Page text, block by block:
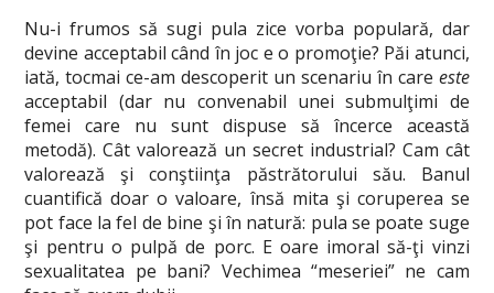
Nu-i frumos să sugi pula zice vorba populară, dar
devine acceptabil când în joc e o promoţie? Păi atunci,
iată, tocmai ce-am descoperit un scenariu în care este
acceptabil (dar nu convenabil unei submulţimi de
femei care nu sunt dispuse să încerce această
metodă). Cât valorează un secret industrial? Cam cât
valorează şi conştiinţa păstrătorului său. Banul
cuantifică doar o valoare, însă mita şi coruperea se
pot face la fel de bine şi în natură: pula se poate suge
şi pentru o pulpă de porc. E oare imoral să-ţi vinzi
sexualitatea pe bani? Vechimea “meseriei” ne cam